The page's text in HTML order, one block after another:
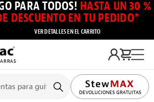
PARA TODOS! HASTA UN 30 %
DESCUENTO EN TU PEDIDO*
VER DETALLES EN EL CARRITO
DEVOLUCIONES GRATUITAS